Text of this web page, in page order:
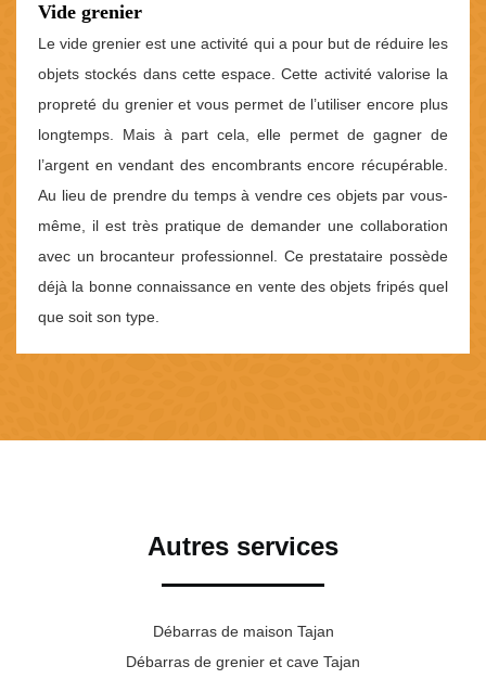
Vide grenier
Le vide grenier est une activité qui a pour but de réduire les
objets stockés dans cette espace. Cette activité valorise la
propreté du grenier et vous permet de l’utiliser encore plus
longtemps. Mais à part cela, elle permet de gagner de
l’argent en vendant des encombrants encore récupérable.
Au lieu de prendre du temps à vendre ces objets par vous-
même, il est très pratique de demander une collaboration
avec un brocanteur professionnel. Ce prestataire possède
déjà la bonne connaissance en vente des objets fripés quel
que soit son type.
Autres services
Débarras de maison Tajan
Débarras de grenier et cave Tajan